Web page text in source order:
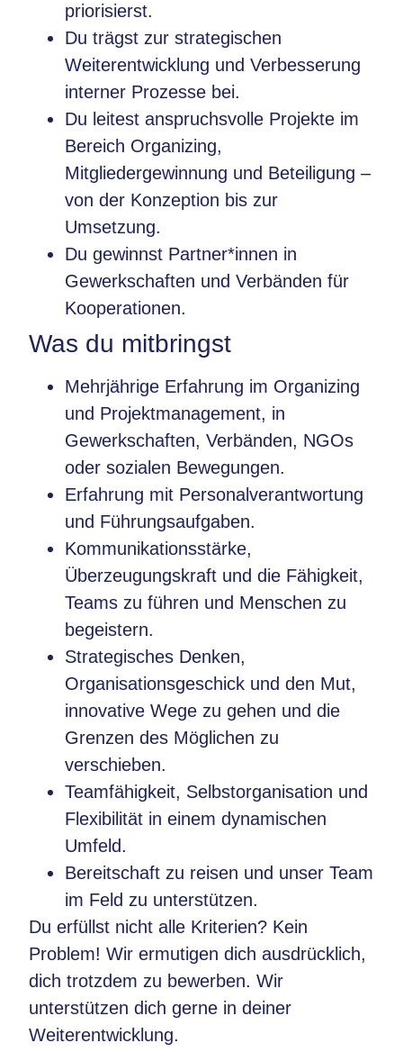
priorisierst.
Du trägst zur strategischen
Weiterentwicklung und Verbesserung
interner Prozesse bei.
Du leitest anspruchsvolle Projekte im
Bereich Organizing,
Mitgliedergewinnung und Beteiligung –
von der Konzeption bis zur
Umsetzung.
Du gewinnst Partner*innen in
Gewerkschaften und Verbänden für
Kooperationen.
Was du mitbringst
Mehrjährige Erfahrung im Organizing
und Projektmanagement, in
Gewerkschaften, Verbänden, NGOs
oder sozialen Bewegungen.
Erfahrung mit Personalverantwortung
und Führungsaufgaben.
Kommunikationsstärke,
Überzeugungskraft und die Fähigkeit,
Teams zu führen und Menschen zu
begeistern.
Strategisches Denken,
Organisationsgeschick und den Mut,
innovative Wege zu gehen und die
Grenzen des Möglichen zu
verschieben.
Teamfähigkeit, Selbstorganisation und
Flexibilität in einem dynamischen
Umfeld.
Bereitschaft zu reisen und unser Team
im Feld zu unterstützen.
Du erfüllst nicht alle Kriterien? Kein
Problem! Wir ermutigen dich ausdrücklich,
dich trotzdem zu bewerben. Wir
unterstützen dich gerne in deiner
Weiterentwicklung.